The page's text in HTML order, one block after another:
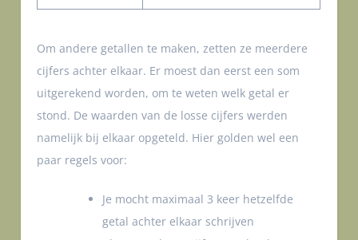
Om andere getallen te maken, zetten ze meerdere
cijfers achter elkaar. Er moest dan eerst een som
uitgerekend worden, om te weten welk getal er
stond. De waarden van de losse cijfers werden
namelijk bij elkaar opgeteld. Hier golden wel een
paar regels voor:
Je mocht maximaal 3 keer hetzelfde
getal achter elkaar schrijven